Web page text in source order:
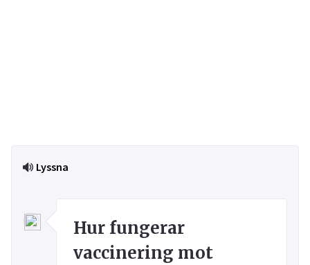
Lyssna
Hur fungerar
vaccinering mot